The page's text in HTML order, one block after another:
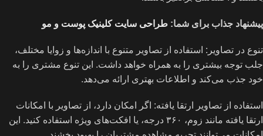
پیشنهاد جذاب برای شما: طراحی سایت کلینیک پوست و مو
تنوع در تصاویر: استفاده از تصاویر متنوع با اندازه‌ها و زوایا مختلف،
جلب توجه بیشتری را به همراه خواهد داشت. این تنوع مشتری را به
خود جذب می‌کند و اطلاعات بهتری ارائه می‌دهد.
استفاده از تصاویر ارتقا یافته: اگر امکان دارد، از تصاویر با امکانات
ارتقا یافته مانند زوم، ۳۶۰ درجه، یا افکت‌های ویژه استفاده کنید. این